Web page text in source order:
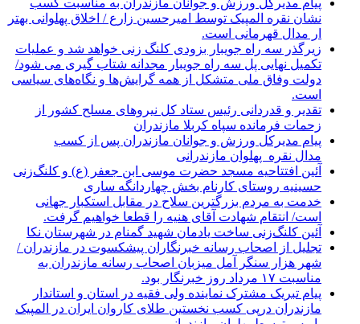
نشان نقره المپیک توسط امیرحسین زارع / اخلاق پهلوانی بهتر
ار مدال قهرمانی است.
زیرگذر سه راه جویبار بزودی کلنگ زنی خواهد شد و عملیات
تکمیل نهایی پل سه راه جویبار مجدانه شتاب گیری می شود/
دولت وفاق ملی متشکل از همه گرایش‌ها و نگاه‌های سیاسی
است.
تقدیر و قدردانی رئیس ستاد کل نیرو‌های مسلح کشور از
زحمات فرمانده سپاه کربلا مازندران
پیام مدیرکل ورزش و جوانان مازندران پس از کسب
مدال نقره پهلوان مازندرانی
آئین افتتاحیه مسجد حضرت موسی ابن جعفر (ع) و کلنگ‌زنی
حسینیه روستای کارنام بخش چهاردانگه ساری
خدمت به مردم بزرگترین سلاح در مقابل استکبار جهانی
است/ انتقام شهادت آقای هنیه را قطعا خواهیم گرفت.
آئین کلنگ‌زنی ساخت یادمان شهید گمنام در شهرستان نکا
تجلیل از اصحاب رسانه خبرنگاران پیشکسوت در مازندران /
شهر هزار سنگر آمل میزبان اصحاب رسانه مازندران به
مناسبت ۱۷ مرداد روز خبرنگار بود.
پیام تبریک مشترک نماینده ولی فقیه در استان و استاندار
مازندران درپی کسب نخستین طلای کاروان ایران در المپیک